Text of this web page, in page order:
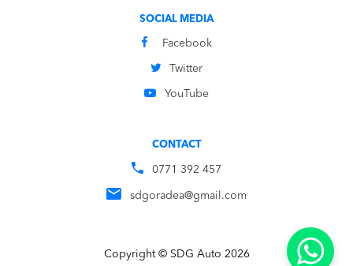
SOCIAL MEDIA
Facebook
Twitter
YouTube
CONTACT
0771 392 457
sdgoradea@gmail.com
Copyright © SDG Auto 2026